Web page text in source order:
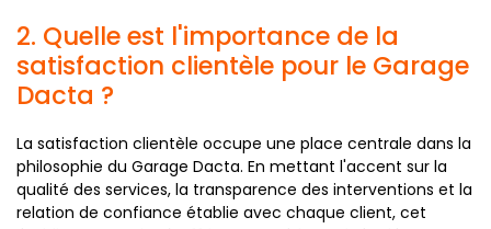
2. Quelle est l'importance de la
satisfaction clientèle pour le Garage
Dacta ?
La satisfaction clientèle occupe une place centrale dans la
philosophie du Garage Dacta. En mettant l'accent sur la
qualité des services, la transparence des interventions et la
relation de confiance établie avec chaque client, cet